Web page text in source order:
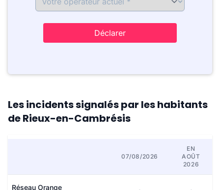
Déclarer
Les incidents signalés par les habitants
de Rieux-en-Cambrésis
07/08/2026
EN
AOÛT
2026
Réseau Orange